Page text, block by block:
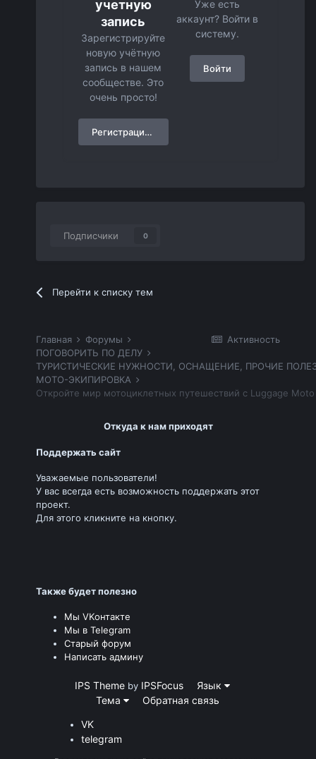
учетную
запись
Зарегистрируйте
новую учётную
запись в нашем
сообществе. Это
очень просто!
Регистрация нового пользователя
Уже есть
аккаунт? Войти в
систему.
Войти
Подписчики 0
Перейти к списку тем
Активность
Главная
Форумы
ПОГОВОРИТЬ ПО ДЕЛУ
МОТО-ЭКИПИРОВКА
Откройте мир мотоциклетных путешествий с Luggage
Откуда к нам приходят
Поддержать сайт
Уважаемые пользователи!
У вас всегда есть возможность поддержать этот
проект.
Для этого кликните на кнопку.
Также будет полезно
Мы VKонтакте
Мы в Telegram
Старый форум
Написать админу
IPS Theme by IPSFocus
Язык
Тема
Обратная связь
VK
telegram